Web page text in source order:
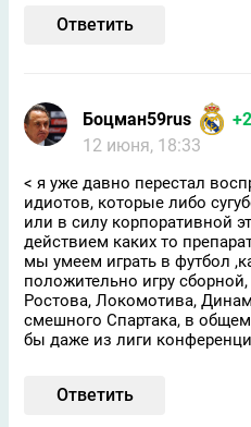
Ответить
Боцман59rus
12 июня, 18:33
< я уже давно перестал
идиотов, которые либо
или в силу корпоративной
действием каких то
мы умеем играть в футбол
положительно игру
Ростова, Локомотива,
смешного Спартака, в
бы даже из лиги
Ответить